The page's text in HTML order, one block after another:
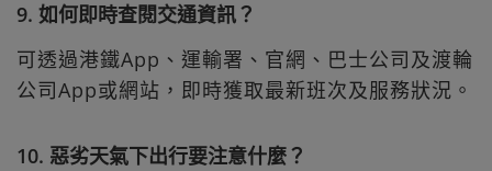
9. 如何即時查閱交通資訊？
可透過港鐵App、運輸署、官網、巴士公司及渡輪
公司App或網站，即時獲取最新班次及服務狀況。
10. 惡劣天氣下出行要注意什麼？